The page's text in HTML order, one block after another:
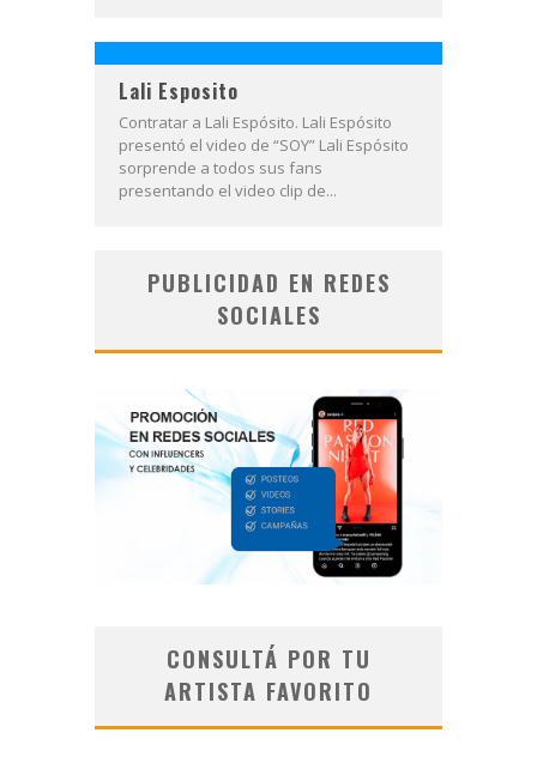
Lali Esposito
Contratar a Lali Espósito. Lali Espósito
presentó el video de “SOY” Lali Espósito
sorprende a todos sus fans
presentando el video clip de...
PUBLICIDAD EN REDES
SOCIALES
CONSULTÁ POR TU
ARTISTA FAVORITO